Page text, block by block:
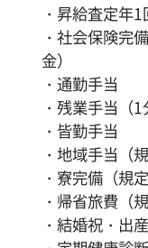
・昇給査定年1
・社会保険完
金）
・通勤手当
・残業手当（1
・皆勤手当
・地域手当（
・寮完備（規
・帰省旅費（
・結婚祝・出